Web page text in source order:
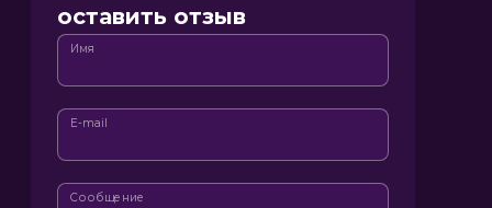
оставить отзыв
Имя
E-mail
Сообщение